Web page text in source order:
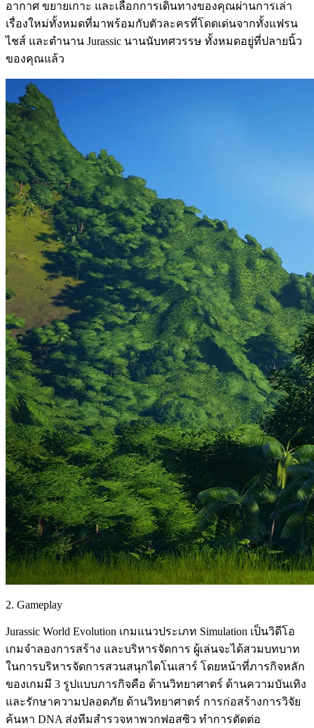
อากาศ ขยายเกาะ และเลือกการเดินทางของคุณผ่านการเล่า
เรื่องใหม่ทั้งหมดที่มาพร้อมกับตัวละครที่โดดเด่นจากทั้งแฟรน
ไชส์ และตำนาน Jurassic นานนับทศวรรษ ทั้งหมดอยู่ที่ปลายนิ้ว
ของคุณแล้ว
2. Gameplay
Jurassic World Evolution เกมแนวประเภท Simulation เป็นวิดีโอ
เกมจำลองการสร้าง และบริหารจัดการ ผู้เล่นจะได้สวมบทบาท
ในการบริหารจัดการสวนสนุกไดโนเสาร์ โดยหน้าที่ภารกิจหลัก
ของเกมมี 3 รูปแบบภารกิจคือ ด้านวิทยาศาตร์ ด้านความบันเทิง
และรักษาความปลอดภัย ด้านวิทยาศาตร์ การก่อสร้างการวิจัย
ค้นหา DNA ส่งทีมสำรวจหาพวกฟอสซิว ทำการตัดต่อ